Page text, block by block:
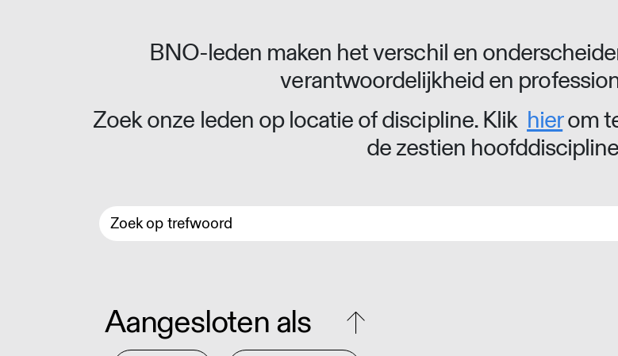
BNO-leden maken het verschil en
verantwoordelijkheid en
Zoek onze leden op locatie of discipline. Klik hierom
de zestien
Aangesloten als